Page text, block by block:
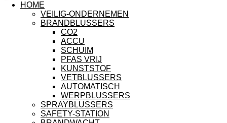
HOME
VEILIG-ONDERNEMEN
BRANDBLUSSERS
CO2
ACCU
SCHUIM
PFAS VRIJ
KUNSTSTOF
VETBLUSSERS
AUTOMATISCH
WERPBLUSSERS
SPRAYBLUSSERS
SAFETY-STATION